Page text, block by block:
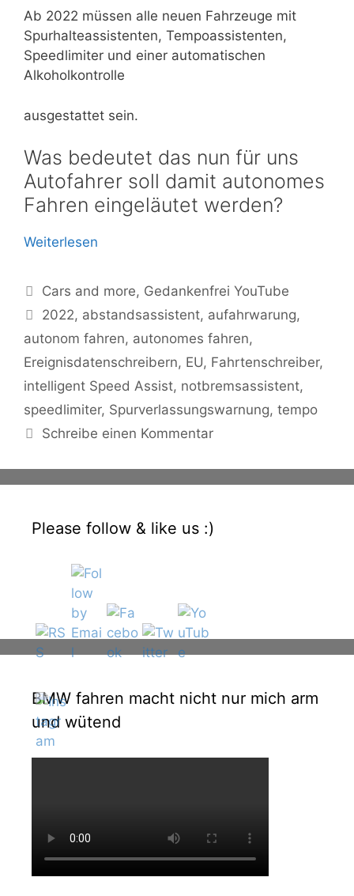
Ab 2022 müssen alle neuen Fahrzeuge mit
Spurhalteassistenten, Tempoassistenten,
Speedlimiter und einer automatischen
Alkoholkontrolle
ausgestattet sein.
Was bedeutet das nun für uns
Autofahrer soll damit autonomes
Fahren eingeläutet werden?
Weiterlesen
Kategorien
Cars and more, Gedankenfrei YouTube
Schlagwörter
2022, abstandsassistent, aufahrwarung,
autonom fahren, autonomes fahren,
Ereignisdatenschreibern, EU, Fahrtenschreiber,
intelligent Speed Assist, notbremsassistent,
speedlimiter, Spurverlassungswarnung, tempo
Schreibe einen Kommentar
Please follow & like us :)
BMW fahren macht nicht nur mich arm
und wütend